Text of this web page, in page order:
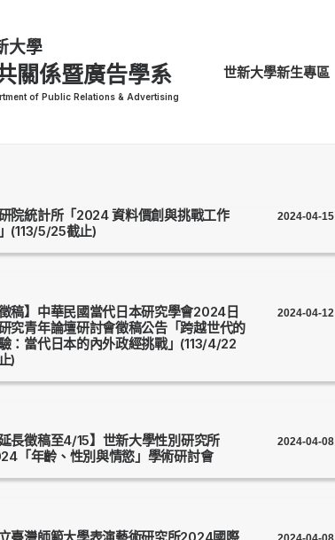
關係暨廣告學系 世新大學新生專區
院統計所「2024 資料價創與挑戰工作
(113/5/25截止)
2024-04-15
徵稿】中華民國當代日本研究學會2024日
究青年論壇研討會徵稿公告「跨越世代的
：當代日本的內外政經挑戰」(113/4/22
)
2024-04-12
延長徵稿至4/15】世新大學性別研究所
「年齡、性別與情慾」學術研討會
2024-04-08